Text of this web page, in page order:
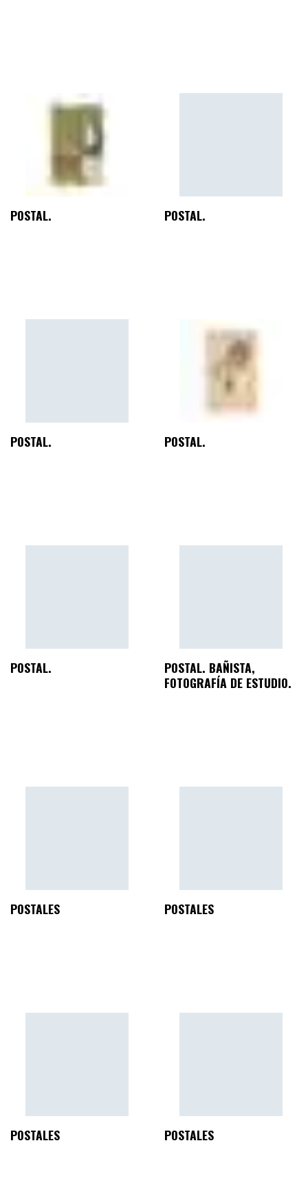
POSTAL. POSTAL.
POSTAL. POSTAL.
POSTAL.
POSTAL. BAÑISTA,
FOTOGRAFÍA DE ESTUDIO.
POSTALES POSTALES
POSTALES POSTALES